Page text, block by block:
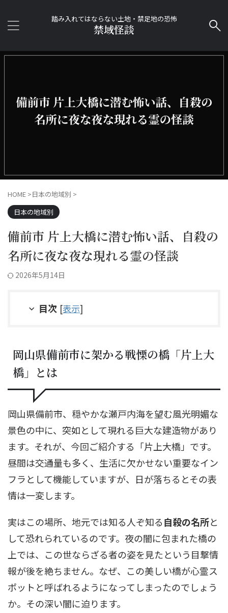
踏み入れてはならない土地・禁足地の恐怖
禁域怪談
HOME >日本の地域別 >
日本の地域別
備前市 片上大橋に潜む怖い話、自殺の
名所に夜な夜な現れる霊の怪談
2026年5月14日
目次 [表示]
岡山県備前市に架かる戦慄の橋「片上大
橋」とは
岡山県備前市、穏やかな瀬戸内海を望む風光明媚な
景色の中に、突如として現れる巨大な建造物があり
ます。それが、今回ご紹介する「片上大橋」です。
昼間は交通量も多く、生活に欠かせない重要なイン
フラとして機能していますが、日が落ちるとその表
情は一変します。
実はこの場所、地元では知る人ぞ知る自殺の名所と
して恐れられているのです。夜の闇に包まれた橋の
上では、この世ならざる者の姿を見たという目撃情
報が後を絶ちません。なぜ、この美しい橋が心霊ス
ポットと呼ばれるようになってしまったのでしょう
か。その深い闇に迫ります。